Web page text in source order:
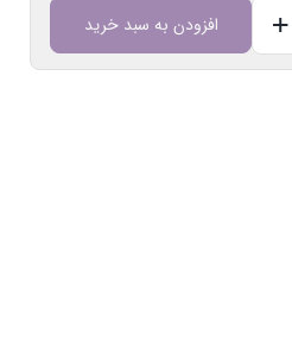
+ افزودن به سبد خرید